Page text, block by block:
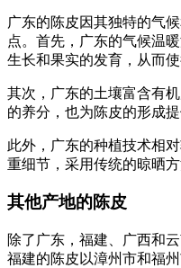
广东的陈皮因其独特的气
点。首先，广东的气候温
生长和果实的发育，从而
其次，广东的土壤富含有
的养分，也为陈皮的形成
此外，广东的种植技术相
重细节，采用传统的晾晒
其他产地的陈皮
除了广东，福建、广西和
福建的陈皮以漳州市和福